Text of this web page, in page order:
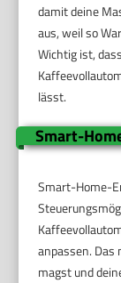
damit deine
aus, weil so
Wichtig ist,
lässt.
Smart-
Smart-Home-
anpassen. Das
magst und